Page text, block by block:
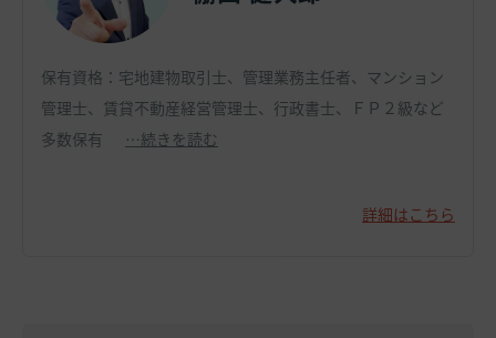
保有資格：宅地建物取引士、管理業務主任者、マンション
管理士、賃貸不動産経営管理士、行政書士、ＦＰ２級など
多数保有
…続きを読む
詳細はこちら